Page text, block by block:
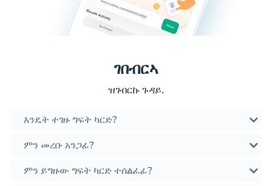
ገበብርኣ
ዝገብርኩ ጉዳይ.
እንዴት ተገዙ ግፍት ካርድ?
ምን መረቡ አንጋፊ?
ምን ይግዙው ግፍት ካርድ ተሰልፈፊ?